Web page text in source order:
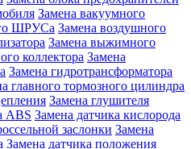
Замена вакуумного
ШРУСа Замена воздушного
Замена выжимного
коллектора Замена
Замена гидротрансформатора
главного тормозного цилиндра
Замена глушителя
ABS Замена датчика кислорода
заслонки Замена
Замена датчика положения